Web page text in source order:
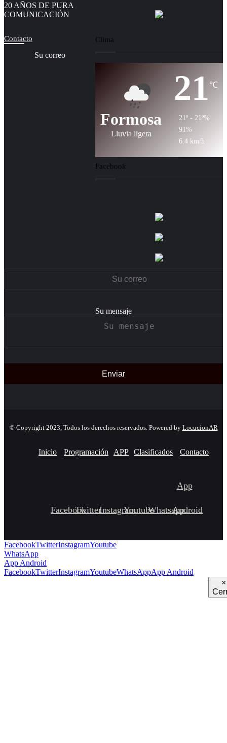
Clima
Formosa
Lluvia ligera
21℃
21º - 21º%
91%
6.4 km/h
Facebook
20 AÑOS DE PURA
COMUNICACIÓN
Contacto
Su correo
Su mensaje
© Copyright 2023, Todos los derechos reservados. Powered by LocucionAR
Inicio Programación APP Clasificados Contacto
FacebookTwitterInstagramYoutubeWhatsapp
App
Android
FacebookTwitterInstagramYoutube
WhatsApp
App Android
FacebookTwitterInstagramYoutubeWhatsAppApp Android
×